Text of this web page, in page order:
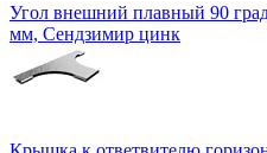
Угол внешний плавный 90
мм, Сендзимир цинк